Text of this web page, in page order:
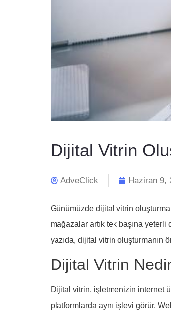
Dijital Vitrin
AdveClick Haziran 9,
Günümüzde dijital vitrin
mağazalar artık tek başına yeterli
yazıda, dijital vitrin oluşturmanın
Dijital Vitrin
Dijital vitrin, işletmenizin internet
platformlarda aynı işlevi görür.